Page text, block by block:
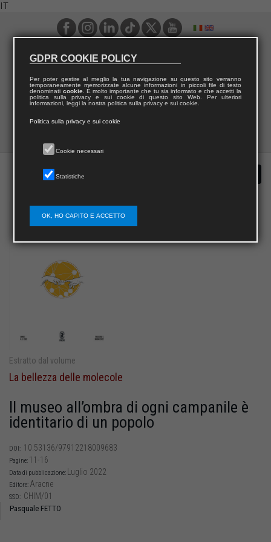
IT
Estratto dal volume
La bellezza delle molecole
Il museo all’ombra di ogni campanile è
identitario di un popolo
DOI: 10.53136/97912218009683
Pagine: 11-16
Data di pubblicazione: Luglio 2022
Editore: Aracne
SSD: CHIM/01
Pasquale FETTO
GDPR COOKIE POLICY
Per poter gestire al meglio la tua navigazione su questo sito verranno
temporaneamente memorizzate alcune informazioni in piccoli file di testo
denominati cookie. È molto importante che tu sia informato e che accetti la
politica sulla privacy e sui cookie di questo sito Web. Per ulteriori
informazioni, leggi la nostra politica sulla privacy e sui cookie.
Politica sulla privacy e sui cookie
Cookie necessari
Statistiche
OK, HO CAPITO E ACCETTO